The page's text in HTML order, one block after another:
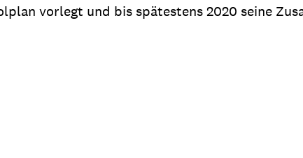
vorlegt und bis spätestens 2020 seine